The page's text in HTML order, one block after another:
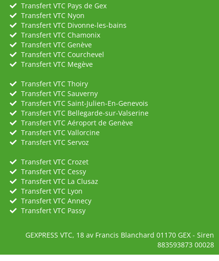
Transfert VTC Pays de Gex
Transfert VTC Nyon
Transfert VTC Divonne-les-bains
Transfert VTC Chamonix
Transfert VTC Genève
Transfert VTC Courchevel
Transfert VTC Megève
Transfert VTC Thoiry
Transfert VTC Sauverny
Transfert VTC Saint-Julien-En-Genevois
Transfert VTC Bellegarde-sur-Valserine
Transfert VTC Aéroport de Genève
Transfert VTC Vallorcine
Transfert VTC Servoz
Transfert VTC Crozet
Transfert VTC Cessy
Transfert VTC La Clusaz
Transfert VTC Lyon
Transfert VTC Annecy
Transfert VTC Passy
GEXPRESS VTC, 18 av Francis Blanchard 01170 GEX - Siren
883593873 00028